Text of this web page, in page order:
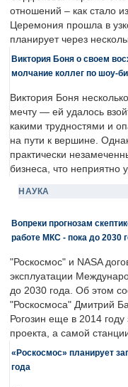
отношений – как стало
Церемония прошла в
планирует через
Виктория Боня о своем
молчание коллег по шоу-
Виктория Боня
мечту — ей удалось
какими трудностями и
на пути к вершине.
практически
бизнеса, что неприятно
НАУКА
Вопреки прогнозам
работе МКС - пока до 2030
"Роскосмос" и NASA
эксплуатации
до 2030 года. Об этом
"Роскосмоса" Дмитрий
Рогозин еще в 2014
проекта, а самой
«Роскосмос» планирует
года